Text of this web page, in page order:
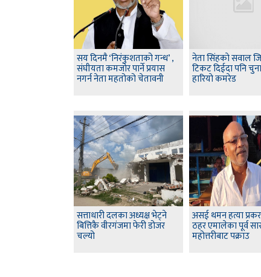
सय दिनमै ‘निरंकुशताको गन्ध’ ,
संघीयता कमजोर पार्ने प्रयास
नगर्न नेता महतोको चेतावनी
नेता सिंहकाे सवाल
टिकट दिईदा पनि
हारियाे कमरेड
सत्ताधारी दलका अध्यक्ष भेट्ने
बित्तिकै वीरगंजमा फेरी डोजर
चल्यो
असई थमन हत्या
ठहर एमालेका पूर्व
महोत्तरीबाट पक्राउ